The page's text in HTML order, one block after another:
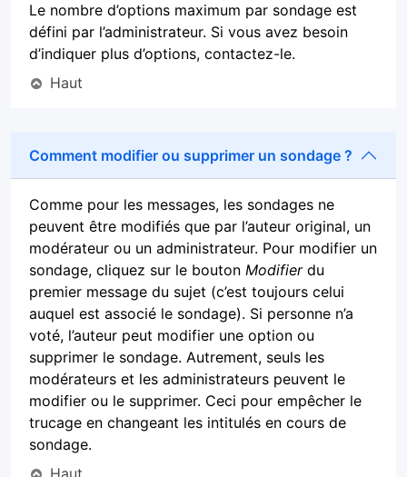
Le nombre d’options maximum par sondage est
défini par l’administrateur. Si vous avez besoin
d’indiquer plus d’options, contactez-le.
Haut
Comment modifier ou supprimer un sondage ?
Comme pour les messages, les sondages ne
peuvent être modifiés que par l’auteur original, un
modérateur ou un administrateur. Pour modifier un
sondage, cliquez sur le bouton Modifierdu
premier message du sujet (c’est toujours celui
auquel est associé le sondage). Si personne n’a
voté, l’auteur peut modifier une option ou
supprimer le sondage. Autrement, seuls les
modérateurs et les administrateurs peuvent le
modifier ou le supprimer. Ceci pour empêcher le
trucage en changeant les intitulés en cours de
sondage.